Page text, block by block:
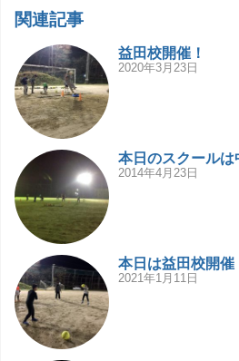
関連記事
益田校開催！
2020年3月23日
本日のスクールは
2014年4月23日
本日は益田校開催
2021年1月11日